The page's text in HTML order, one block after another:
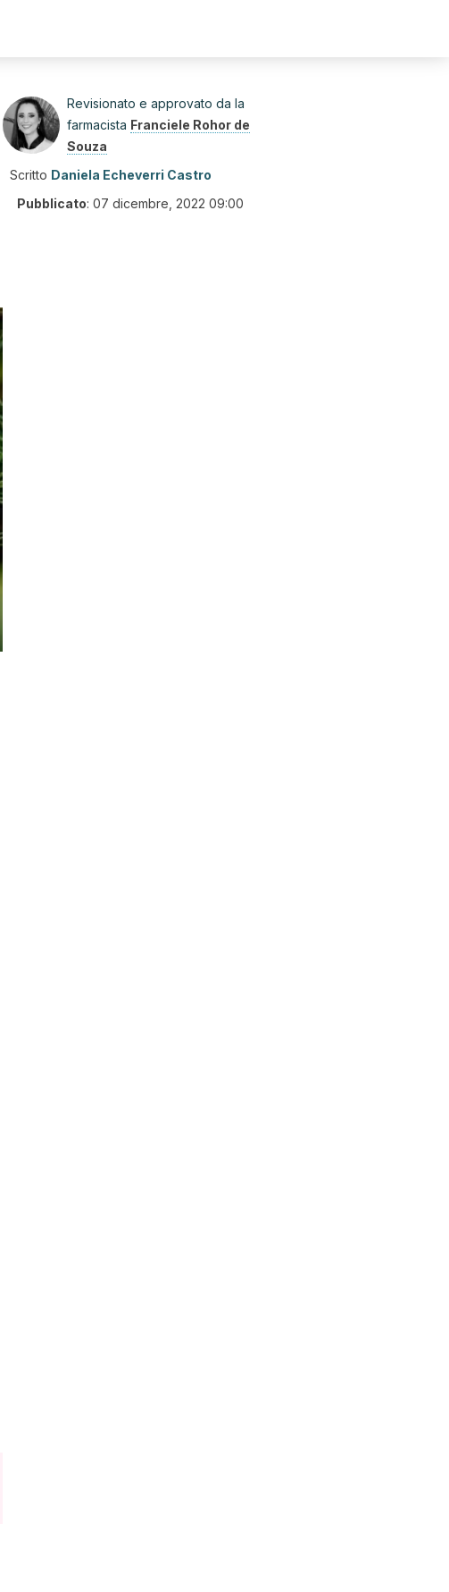
Revisionato e approvato da la
farmacista Franciele Rohor de
Souza
Scritto Daniela Echeverri Castro
Pubblicato: 07 dicembre, 2022 09:00